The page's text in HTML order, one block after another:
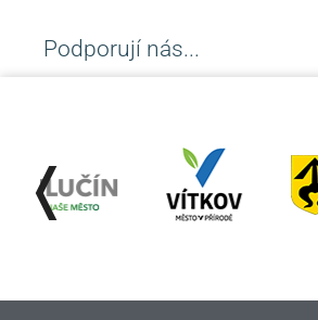
Podporují nás...
❬